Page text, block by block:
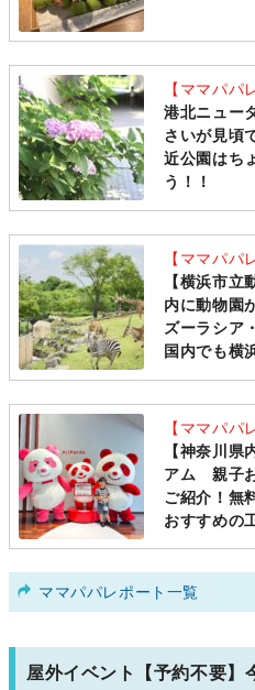
【ママパパ
港北ニュー
さいが見頃
近公園はち
う！！
【ママパパ
【横浜市立
内に動物園
ズーラシア
国内でも横
【ママパパ
【神奈川
アム 親子
ご紹介！無
おすすめの
ママパパレポート一覧
屋外イベント【予約不要】